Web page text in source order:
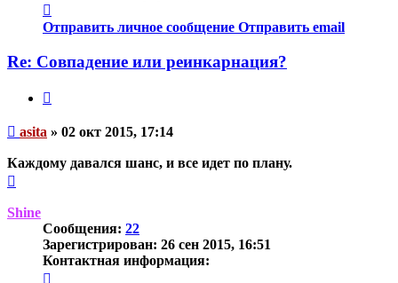
информация
пользователя
Отправить личное сообщение Отправить email
Re: Совпадение или реинкарнация?
Непрочитанное
asita » 02 окт 2015, 17:14
Каждому давался шанс, и все идет по плану.
началу
Shine
Сообщения: 22
Зарегистрирован: 26 сен 2015, 16:51
Контактная информация: